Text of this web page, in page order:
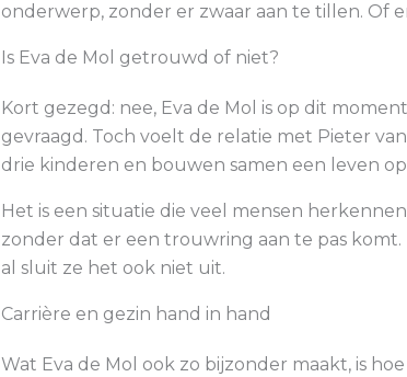
onderwerp, zonder er zwaar aan te tillen. Of
Is Eva de Mol getrouwd of niet?
Kort gezegd: nee, Eva de Mol is op dit
gevraagd. Toch voelt de relatie met Pieter
drie kinderen en bouwen samen een leven
Het is een situatie die veel mensen
zonder dat er een trouwring aan te pas
al sluit ze het ook niet uit.
Carrière en gezin hand in hand
Wat Eva de Mol ook zo bijzonder maakt, is